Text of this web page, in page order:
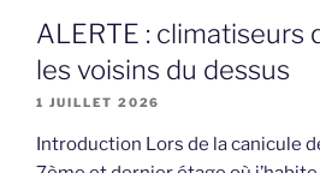
ALERTE : climatiseurs
les voisins du dessus
1 JUILLET 2026
Introduction Lors de la canicule